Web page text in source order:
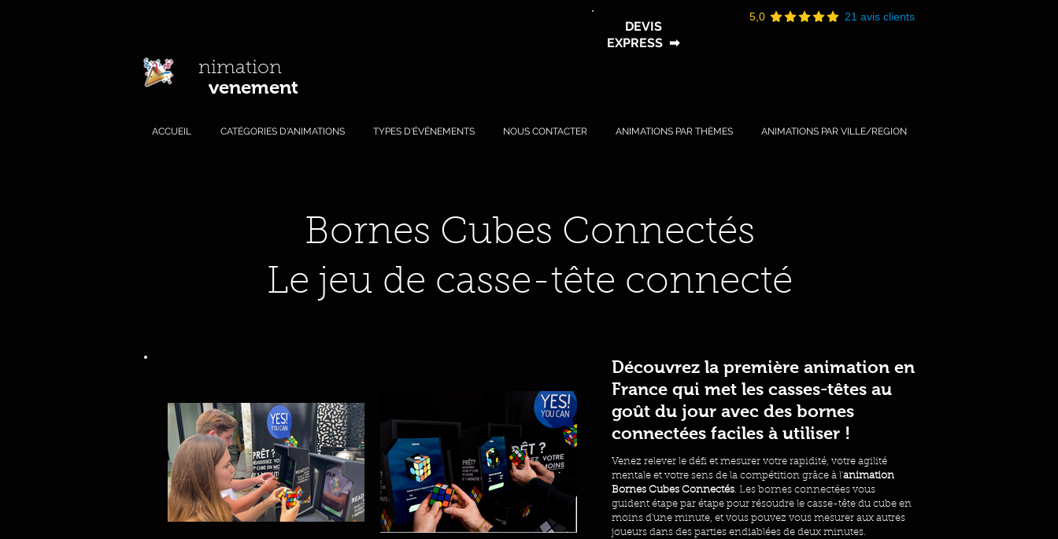
5,0 21 avis clients
nimation
venement
DEVIS
EXPRESS ➡
ACCUEIL CATÉGORIES D'ANIMATIONS TYPES D'ÉVÉNEMENTS NOUS CONTACTER ANIMATIONS PAR THÈMES ANIMATIONS PAR VILLE/REGION
Bornes Cubes Connectés
Le jeu de casse-tête connecté
Découvrez la première animation en
France qui met les casses-têtes au
goût du jour avec des bornes
connectées faciles à utiliser !
Venez relever le défi et mesurer votre rapidité, votre agilité
mentale et votre sens de la compétition grâce à l'animation
Bornes Cubes Connectés. Les bornes connectées vous
guident étape par étape pour résoudre le casse-tête du cube en
moins d'une minute, et vous pouvez vous mesurer aux autres
joueurs dans des parties endiablées de deux minutes.